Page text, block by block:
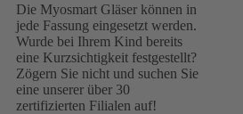
Die Myosmart Gläser können in
jede Fassung eingesetzt werden.
Wurde bei Ihrem Kind bereits
eine Kurzsichtigkeit festgestellt?
Zögern Sie nicht und suchen Sie
eine unserer über 30
zertifizierten Filialen auf!